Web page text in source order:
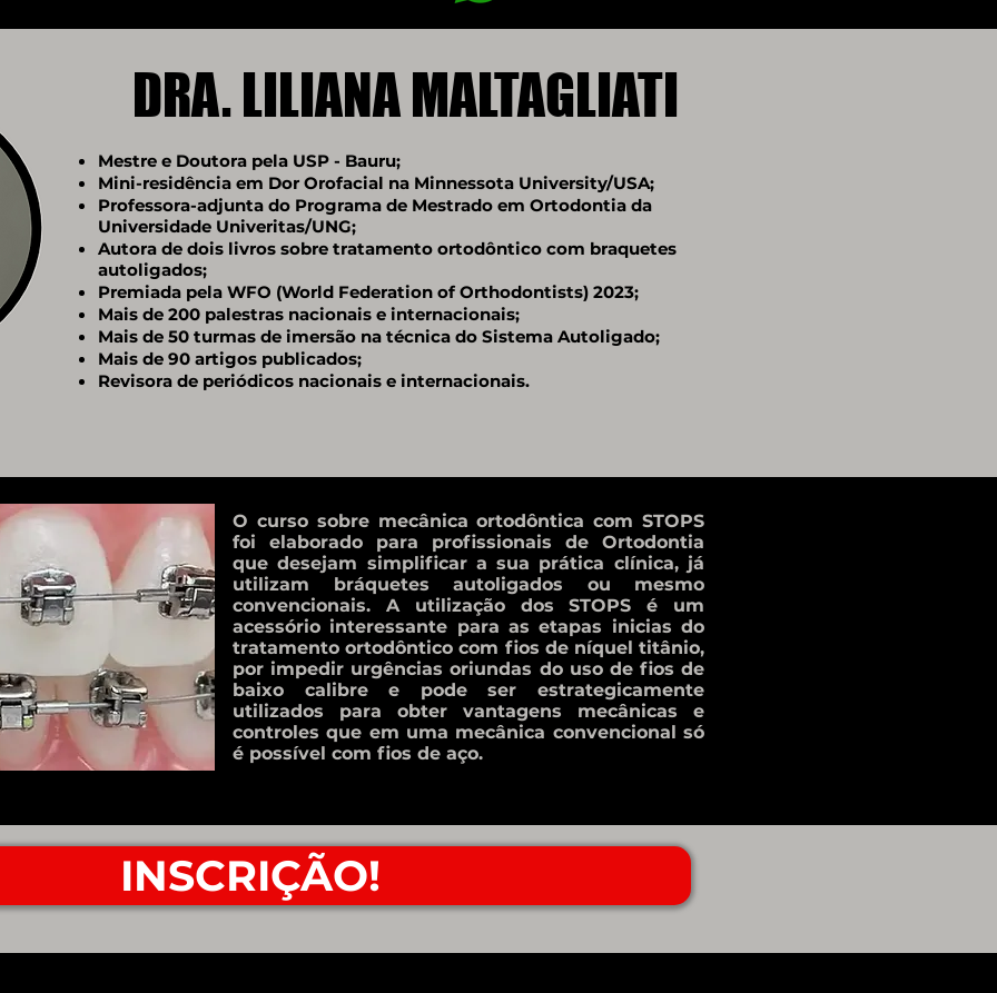
DRA. LILIANA MALTAGLIATI
Mestre e Doutora pela USP - Bauru;
Mini-residência em Dor Orofacial na Minnessota University/USA;
Professora-adjunta do Programa de Mestrado em Ortodontia da
Universidade Univeritas/UNG;
Autora de dois livros sobre tratamento ortodôntico com braquetes
autoligados;
Premiada pela WFO (World Federation of Orthodontists) 2023;
Mais de 200 palestras nacionais e internacionais;
Mais de 50 turmas de imersão na técnica do Sistema Autoligado;
Mais de 90 artigos publicados;
Revisora de periódicos nacionais e internacionais.
O curso sobre mecânica ortodôntica com STOPS
foi elaborado para profissionais de Ortodontia
que desejam simplificar a sua prática clínica, já
utilizam bráquetes autoligados ou mesmo
convencionais. A utilização dos STOPS é um
acessório interessante para as etapas inicias do
tratamento ortodôntico com fios de níquel titânio,
por impedir urgências oriundas do uso de fios de
baixo calibre e pode ser estrategicamente
utilizados para obter vantagens mecânicas e
controles que em uma mecânica convencional só
é possível com fios de aço.
INSCRIÇÃO!